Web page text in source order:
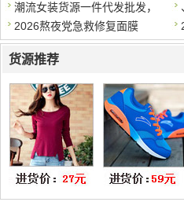
潮流女装货源一件代发批发，
2026熬夜党急救修复面膜
货源推荐